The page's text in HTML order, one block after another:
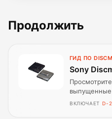
Продолжить
ГИД ПО
Sony
выпущенные
ВКЛЮЧАЕТ D-